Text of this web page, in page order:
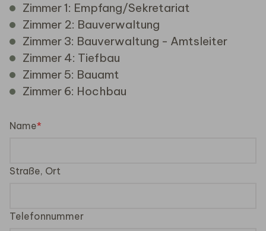
Zimmer 1: Empfang/Sekretariat
Zimmer 2: Bauverwaltung
Zimmer 3: Bauverwaltung - Amtsleiter
Zimmer 4: Tiefbau
Zimmer 5: Bauamt
Zimmer 6: Hochbau
Name
Straße, Ort
Telefonnummer